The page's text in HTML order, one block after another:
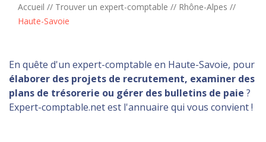
Accueil // Trouver un expert-comptable // Rhône-Alpes //
Haute-Savoie
En quête d'un expert-comptable en Haute-Savoie, pour
élaborer des projets de recrutement, examiner des
plans de trésorerie ou gérer des bulletins de paie ?
Expert-comptable.net est l'annuaire qui vous convient !